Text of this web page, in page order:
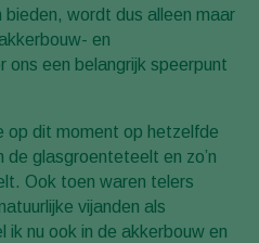
wordt dus alleen maar
en
een belangrijk speerpunt
op dit moment op hetzelfde
de glasgroenteteelt en zo’n
Ook toen waren telers
vijanden als
ik nu ook in de akkerbouw en